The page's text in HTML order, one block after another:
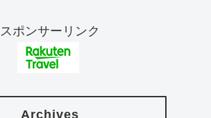
スポンサーリンク
Archives